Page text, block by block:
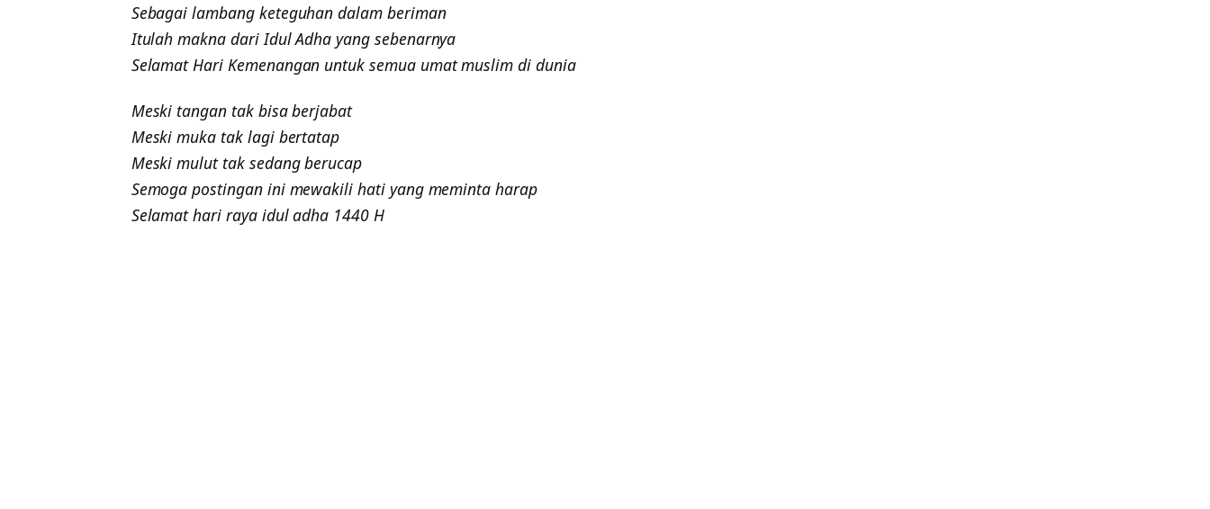
Sebagai lambang keteguhan dalam beriman
Itulah makna dari Idul Adha yang sebenarnya
Selamat Hari Kemenangan untuk semua umat muslim di dunia
Meski tangan tak bisa berjabat
Meski muka tak lagi bertatap
Meski mulut tak sedang berucap
Semoga postingan ini mewakili hati yang meminta harap
Selamat hari raya idul adha 1440 H